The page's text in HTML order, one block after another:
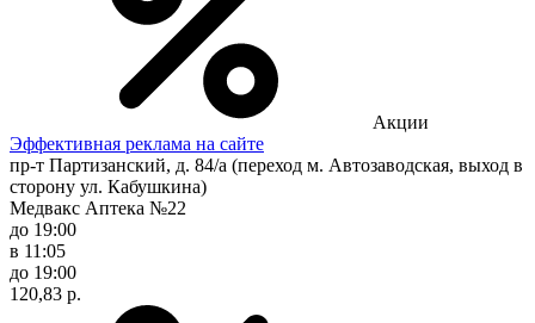
Акции
Эффективная реклама на сайте
пр-т Партизанский, д. 84/а (переход м. Автозаводская, выход в
сторону ул. Кабушкина)
Медвакс Аптека №22
до 19:00
в 11:05
до 19:00
120,83 р.